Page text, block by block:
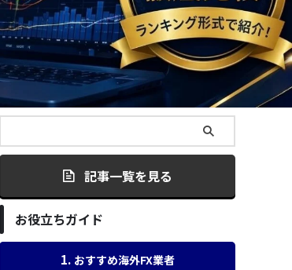
記事一覧を見る
お役立ちガイド
おすすめ海外FX業者